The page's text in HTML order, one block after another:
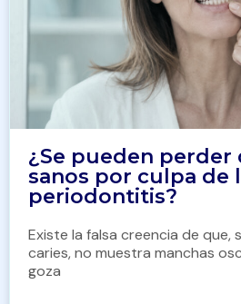
¿Se pueden perder
sanos por culpa de
periodontitis?
Existe la falsa creencia de que,
caries, no muestra manchas
goza